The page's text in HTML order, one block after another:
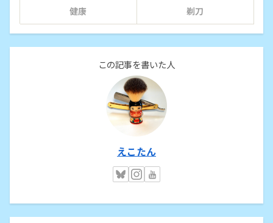
健康 剃刀
この記事を書いた人
えこたん